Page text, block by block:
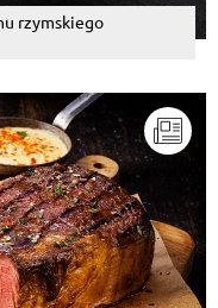
mi się udało. ;)
orzechami
na imieniny żony,
Odpowiedz
ciacho z tego
rzymskiego